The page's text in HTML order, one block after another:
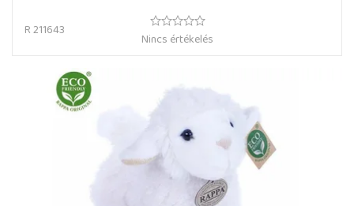
R 211643
Nincs értékelés